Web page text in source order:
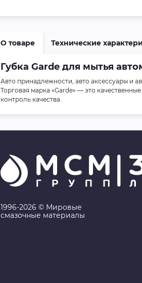
О товаре Технические
Губка Garde для мытья
Авто принадлежности, авто аксессуары и
Торговая марка «Garde» — это
контроль качества.
1996-2026 © Мировые
смазочные материалы